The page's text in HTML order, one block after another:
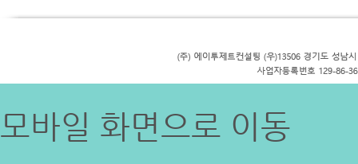
모바일 화면으로 이동